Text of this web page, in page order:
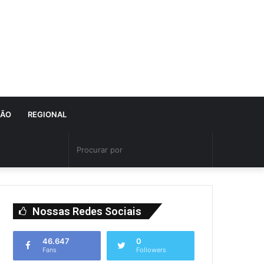
REGIONAL
Nossas Redes Sociais
46.647
Fans
0
Followers